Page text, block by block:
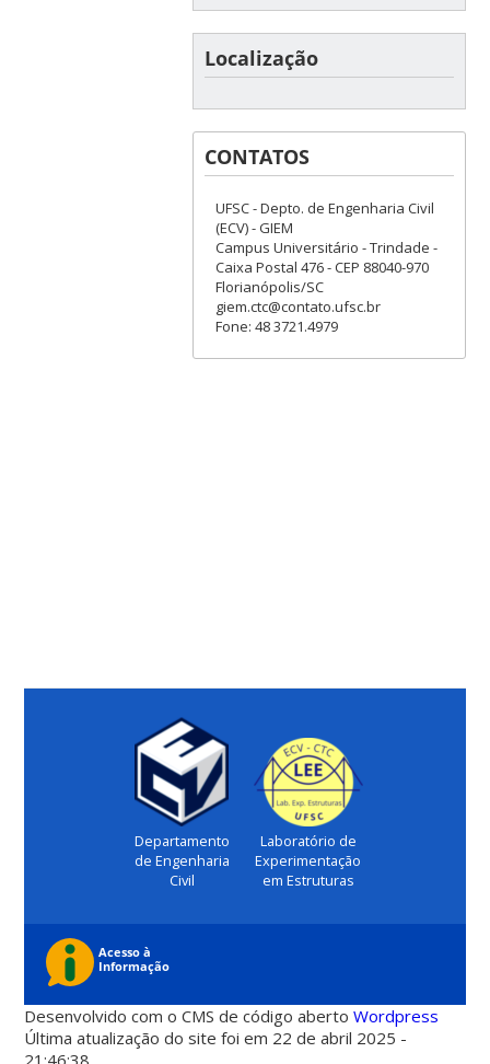
Localização
CONTATOS
UFSC - Depto. de Engenharia Civil
(ECV) - GIEM
Campus Universitário - Trindade -
Caixa Postal 476 - CEP 88040-970
Florianópolis/SC
giem.ctc@contato.ufsc.br
Fone: 48 3721.4979
Departamento
de Engenharia
Civil
Laboratório de
Experimentação
em Estruturas
Desenvolvido com o CMS de código abertoWordpress
Última atualização do site foi em 22 de abril 2025 -